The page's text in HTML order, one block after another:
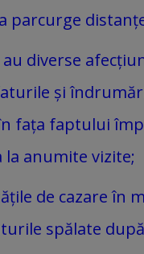
parcurge
au diverse
și
fața faptului
la anumite vizite;
de cazare în
spălate